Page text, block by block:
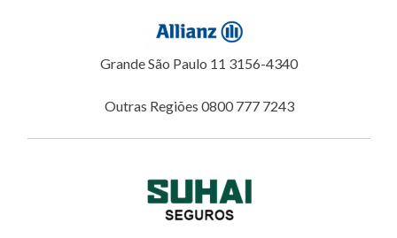
Grande São Paulo 11 3156-4340
Outras Regiões 0800 777 7243